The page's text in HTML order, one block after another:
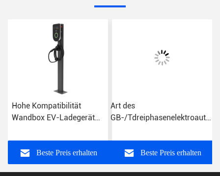
Hohe Kompatibilität
Wandbox EV-Ladegerät
Ladestation
Beste Preis erhalten
Art des
GB-/Tdreiphasenelektroauto-
Hauptaufladungspunkt
Beste Preis erhalten